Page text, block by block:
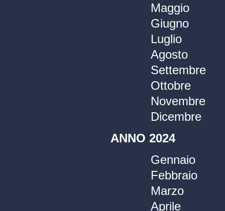
Maggio
Giugno
Luglio
Agosto
Settembre
Ottobre
Novembre
Dicembre
ANNO 2024
Gennaio
Febbraio
Marzo
Aprile